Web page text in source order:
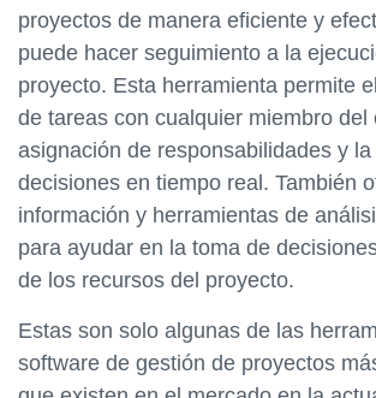
proyectos de manera eficiente y
puede hacer seguimiento a la
proyecto. Esta herramienta permite
de tareas con cualquier miembro del
asignación de responsabilidades y
decisiones en tiempo real. También
información y herramientas de
para ayudar en la toma de
de los recursos del proyecto.
Estas son solo algunas de las
software de gestión de proyectos